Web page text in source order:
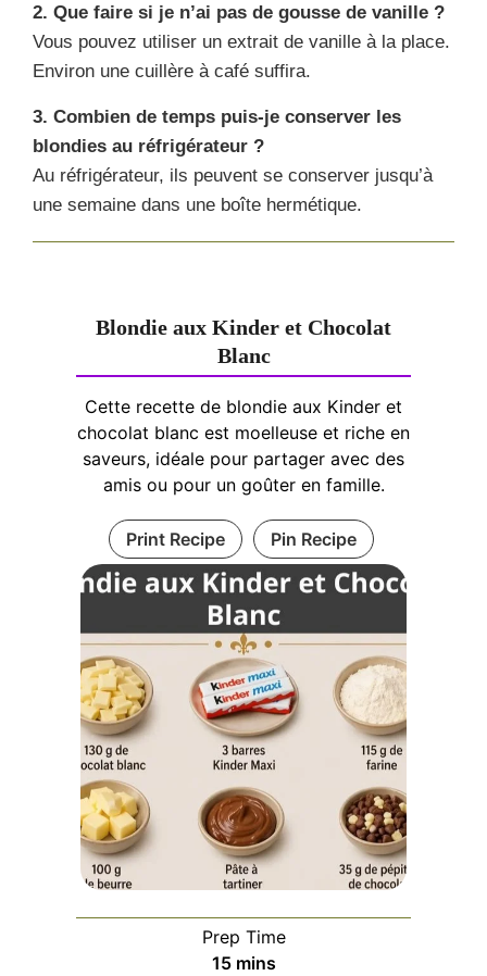
2. Que faire si je n’ai pas de gousse de vanille ?
Vous pouvez utiliser un extrait de vanille à la place.
Environ une cuillère à café suffira.
3. Combien de temps puis-je conserver les
blondies au réfrigérateur ?
Au réfrigérateur, ils peuvent se conserver jusqu’à
une semaine dans une boîte hermétique.
Blondie aux Kinder et Chocolat
Blanc
Cette recette de blondie aux Kinder et
chocolat blanc est moelleuse et riche en
saveurs, idéale pour partager avec des
amis ou pour un goûter en famille.
Print Recipe Pin Recipe
Prep Time
15minutes
mins